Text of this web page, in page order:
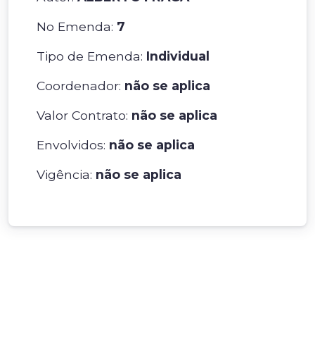
No Emenda: 7
Tipo de Emenda: Individual
Coordenador: não se aplica
Valor Contrato: não se aplica
Envolvidos: não se aplica
Vigência: não se aplica